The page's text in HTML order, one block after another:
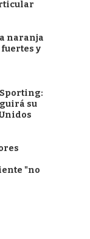
naranja
y
su
"no